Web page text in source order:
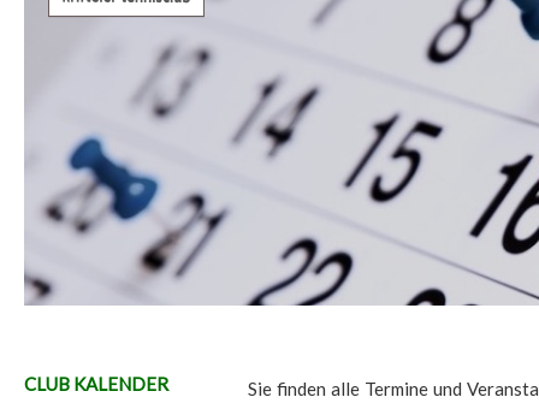
CLUB KALENDER
Sie finden alle Termine und